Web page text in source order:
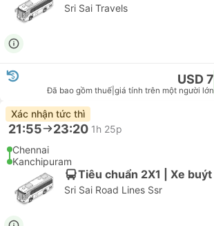
Sri Sai Travels
USD 7
Đã bao gồm thuế giá tính trên một người lớn
Xác nhận tức thì
21:55 23:20 1h 25p
Chennai
Kanchipuram
Tiêu chuẩn 2X1 | Xe buýt
Sri Sai Road Lines Ssr